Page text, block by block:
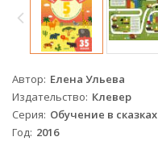
Автор Елена Ульева
Издательство Клевер
Серия Обучение в сказках
Год 2016